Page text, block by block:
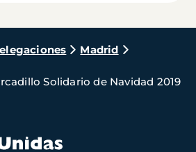
Madrid
Solidario de Navidad 2019